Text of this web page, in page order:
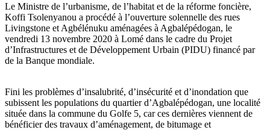
time
Le Ministre de l’urbanisme, de l’habitat et de la réforme foncière,
Koffi Tsolenyanou a procédé à l’ouverture solennelle des rues
Livingstone et Agbélénuku aménagées à Agbalépédogan, le
vendredi 13 novembre 2020 à Lomé dans le cadre du Projet
d’Infrastructures et de Développement Urbain (PIDU) financé par
de la Banque mondiale.
Fini les problèmes d’insalubrité, d’insécurité et d’inondation que
subissent les populations du quartier d’Agbalépédogan, une localité
située dans la commune du Golfe 5, car ces dernières viennent de
bénéficier des travaux d’aménagement, de bitumage et